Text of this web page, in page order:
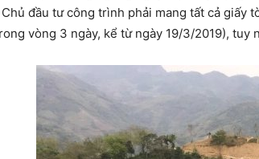
đầu tư công trình phải mang tất cả giấy
vòng 3 ngày, kể từ ngày 19/3/2019), tuy